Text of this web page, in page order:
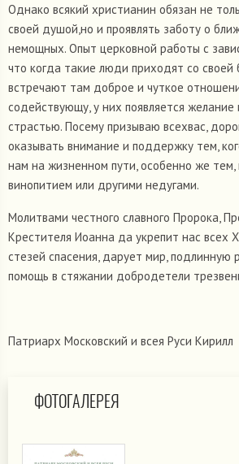
Однако всякий христианин обязан не
своей душой,но и проявлять заботу о
немощных. Опыт церковной работы с
что когда такие люди приходят со своей
встречают там доброе и чуткое
содействующу, у них появляется желание
страстью. Посему призываю всехвас,
оказывать внимание и поддержку тем,
нам на жизненном пути, особенно же
винопитием или другими недугами.
Молитвами честного славного Пророка,
Крестителя Иоанна да укрепит нас всех
стезей спасения, дарует мир, подлинную
помощь в стяжании добродетели
Патриарх Московский и всея Руси Кирилл
ФОТОГАЛЕРЕЯ